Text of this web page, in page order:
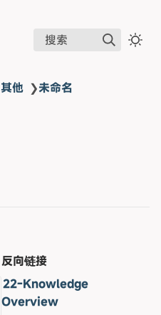
搜索
其他 ❯未命名
反向链接
22-Knowledge
Overview